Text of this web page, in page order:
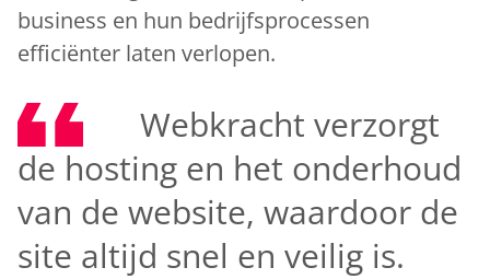
business en hun bedrijfsprocessen
efficiënter laten verlopen.
Webkracht verzorgt
de hosting en het onderhoud
van de website, waardoor de
site altijd snel en veilig is.